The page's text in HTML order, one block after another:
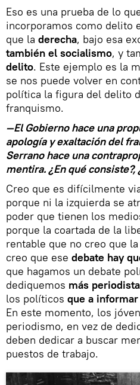
Eso es una prueba de lo
incorporamos como delito
que la derecha, bajo esa
también el socialismo, y
delito. Este ejemplo es la
se nos puede volver en
política la figura del delito
franquismo.
—El Gobierno hace una
apología y exaltación del
Serrano hace una
mentira. ¿En qué
Creo que es difícilmente
porque ni la izquierda se
poder que tienen los
porque la coartada de la
rentable que no creo que
creo que ese debate hay
que hagamos un debate
dediquemos más
los políticos que a informar
En este momento, los
periodismo, en vez de
deben dedicar a buscar
puestos de trabajo.